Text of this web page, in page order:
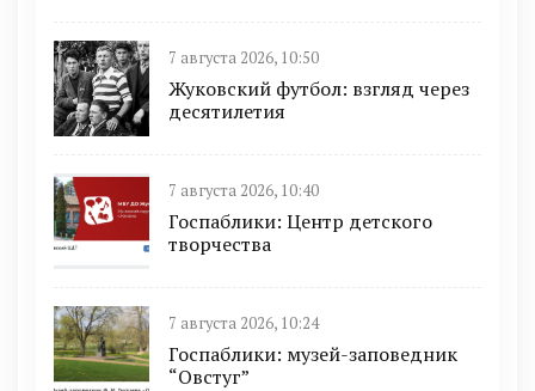
7 августа 2026, 10:50
Жуковский футбол: взгляд через
десятилетия
7 августа 2026, 10:40
Госпаблики: Центр детского
творчества
7 августа 2026, 10:24
Госпаблики: музей-заповедник
“Овстуг”